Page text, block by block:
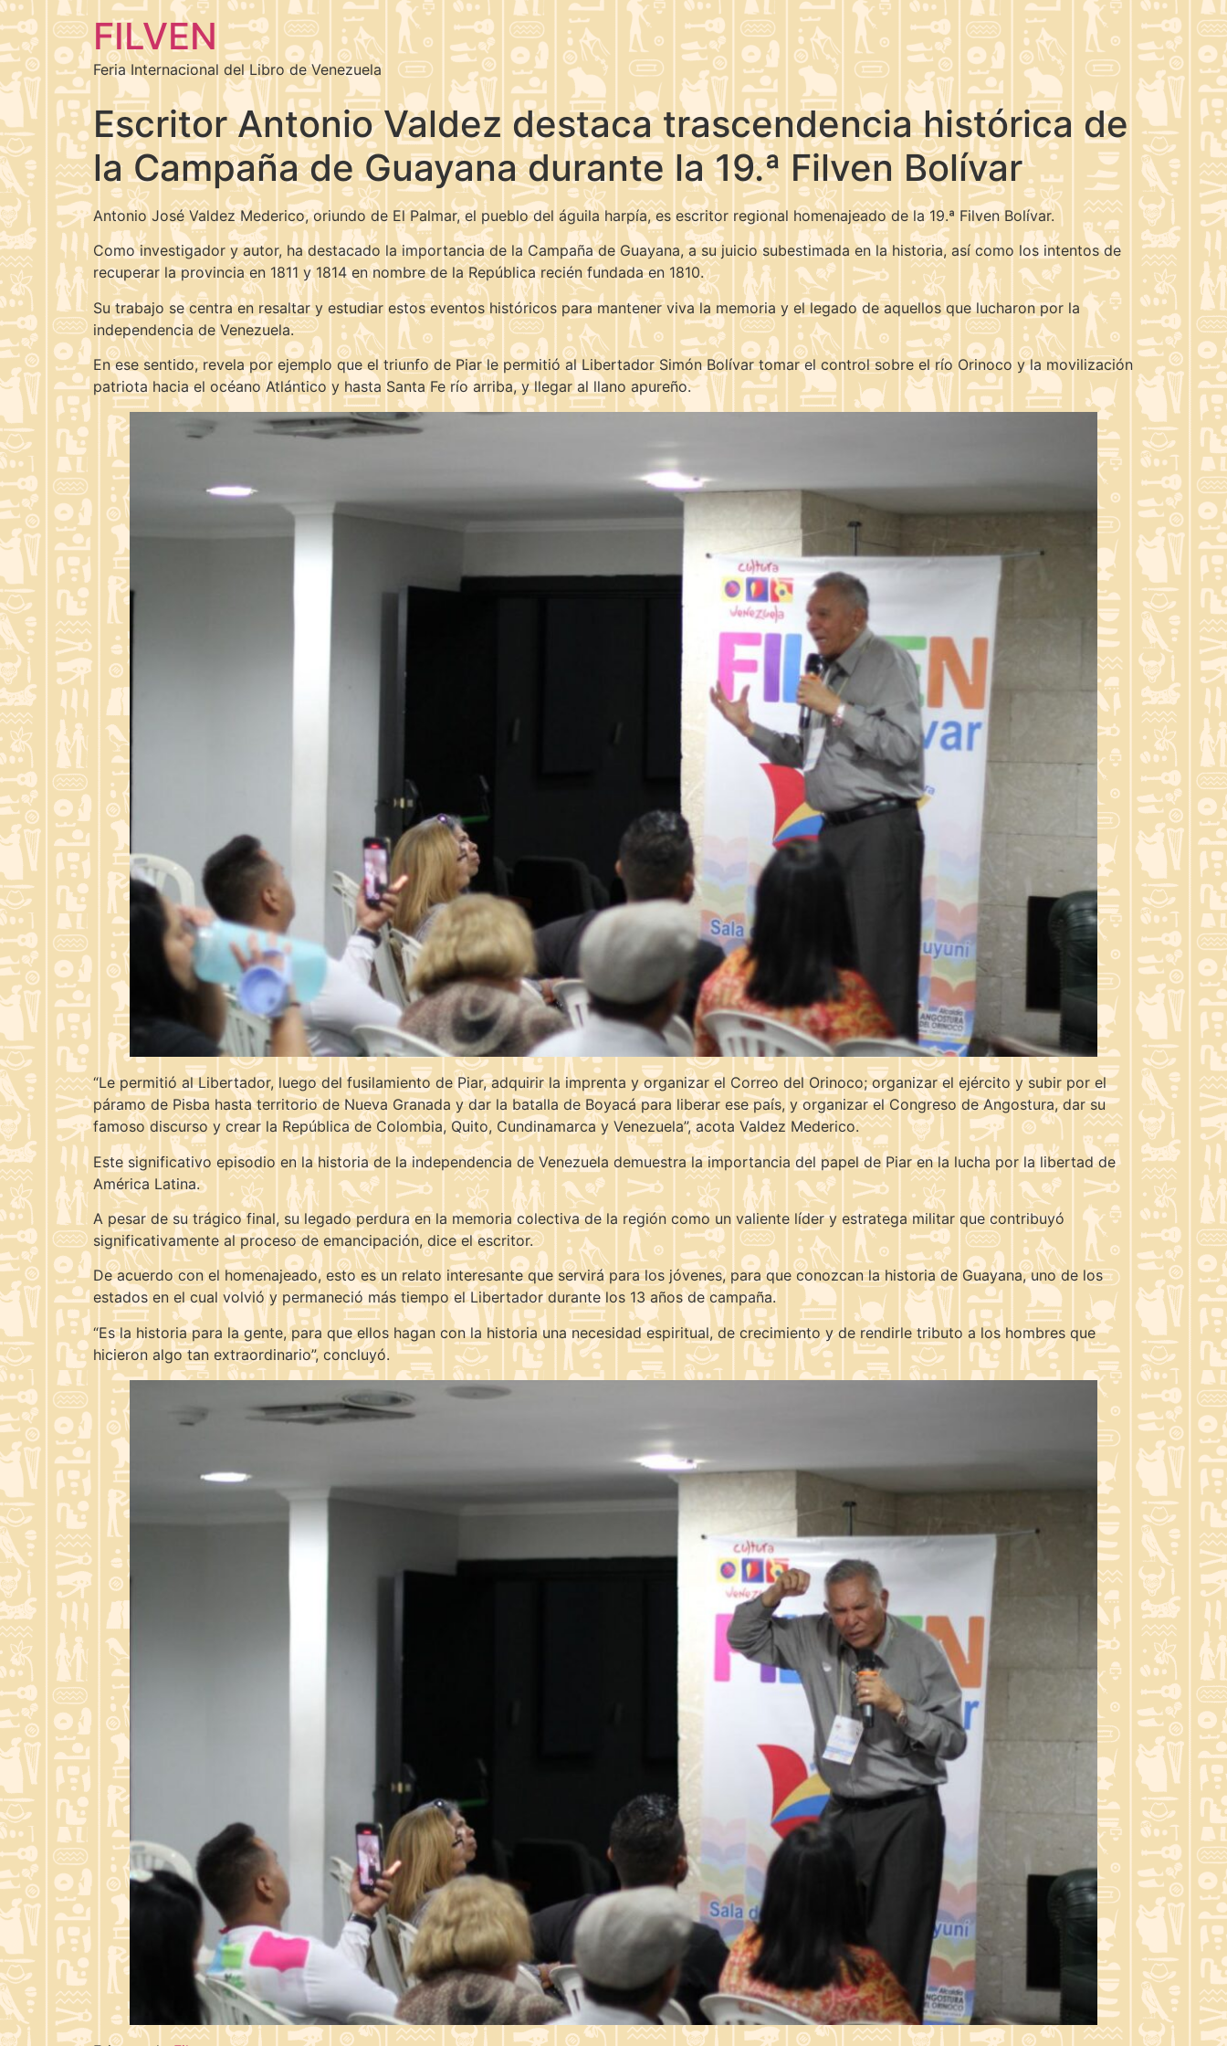
FILVEN
Feria Internacional del Libro de Venezuela
Escritor Antonio Valdez destaca trascendencia histórica de
la Campaña de Guayana durante la 19.ª Filven Bolívar
Antonio José Valdez Mederico, oriundo de El Palmar, el pueblo del águila harpía, es escritor regional homenajeado de la 19.ª Filven Bolívar.
Como investigador y autor, ha destacado la importancia de la Campaña de Guayana, a su juicio subestimada en la historia, así como los intentos de
recuperar la provincia en 1811 y 1814 en nombre de la República recién fundada en 1810.
Su trabajo se centra en resaltar y estudiar estos eventos históricos para mantener viva la memoria y el legado de aquellos que lucharon por la
independencia de Venezuela.
En ese sentido, revela por ejemplo que el triunfo de Piar le permitió al Libertador Simón Bolívar tomar el control sobre el río Orinoco y la movilización
patriota hacia el océano Atlántico y hasta Santa Fe río arriba, y llegar al llano apureño.
“Le permitió al Libertador, luego del fusilamiento de Piar, adquirir la imprenta y organizar el Correo del Orinoco; organizar el ejército y subir por el
páramo de Pisba hasta territorio de Nueva Granada y dar la batalla de Boyacá para liberar ese país, y organizar el Congreso de Angostura, dar su
famoso discurso y crear la República de Colombia, Quito, Cundinamarca y Venezuela”, acota Valdez Mederico.
Este significativo episodio en la historia de la independencia de Venezuela demuestra la importancia del papel de Piar en la lucha por la libertad de
América Latina.
A pesar de su trágico final, su legado perdura en la memoria colectiva de la región como un valiente líder y estratega militar que contribuyó
significativamente al proceso de emancipación, dice el escritor.
De acuerdo con el homenajeado, esto es un relato interesante que servirá para los jóvenes, para que conozcan la historia de Guayana, uno de los
estados en el cual volvió y permaneció más tiempo el Libertador durante los 13 años de campaña.
“Es la historia para la gente, para que ellos hagan con la historia una necesidad espiritual, de crecimiento y de rendirle tributo a los hombres que
hicieron algo tan extraordinario”, concluyó.